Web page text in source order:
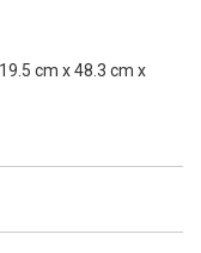
cm x 48.3 cm x